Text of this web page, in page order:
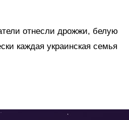
отнесли дрожжи, белую
каждая украинская семья